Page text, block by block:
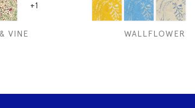
+1
VINE WALLFLOWER